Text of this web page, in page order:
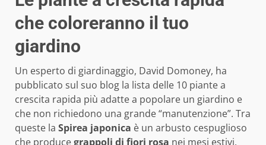
che coloreranno il tuo
giardino
Un esperto di giardinaggio, David Domoney, ha
pubblicato sul suo blog la lista delle 10 piante a
crescita rapida più adatte a popolare un giardino e
che non richiedono una grande “manutenzione”. Tra
queste la Spirea japonica è un arbusto cespuglioso
che producegrappoli di fiori rosa nei mesi estivi.